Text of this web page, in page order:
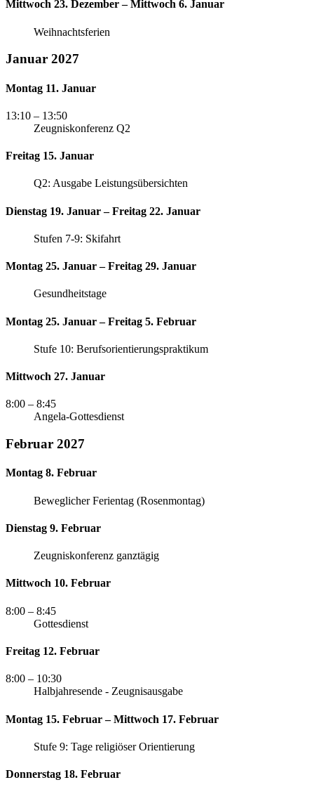
Mittwoch 23. Dezember – Mittwoch 6. Januar
Weihnachtsferien
Januar 2027
Montag 11. Januar
13:10 – 13:50
Zeugniskonferenz Q2
Freitag 15. Januar
Q2: Ausgabe Leistungsübersichten
Dienstag 19. Januar – Freitag 22. Januar
Stufen 7-9: Skifahrt
Montag 25. Januar – Freitag 29. Januar
Gesundheitstage
Montag 25. Januar – Freitag 5. Februar
Stufe 10: Berufsorientierungspraktikum
Mittwoch 27. Januar
8:00 – 8:45
Angela-Gottesdienst
Februar 2027
Montag 8. Februar
Beweglicher Ferientag (Rosenmontag)
Dienstag 9. Februar
Zeugniskonferenz ganztägig
Mittwoch 10. Februar
8:00 – 8:45
Gottesdienst
Freitag 12. Februar
8:00 – 10:30
Halbjahresende - Zeugnisausgabe
Montag 15. Februar – Mittwoch 17. Februar
Stufe 9: Tage religiöser Orientierung
Donnerstag 18. Februar